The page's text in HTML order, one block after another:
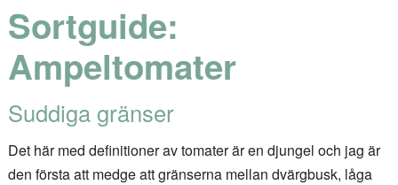
Sortguide:
Ampeltomater
Suddiga gränser
Det här med definitioner av tomater är en djungel och jag är
den första att medge att gränserna mellan dvärgbusk, låga